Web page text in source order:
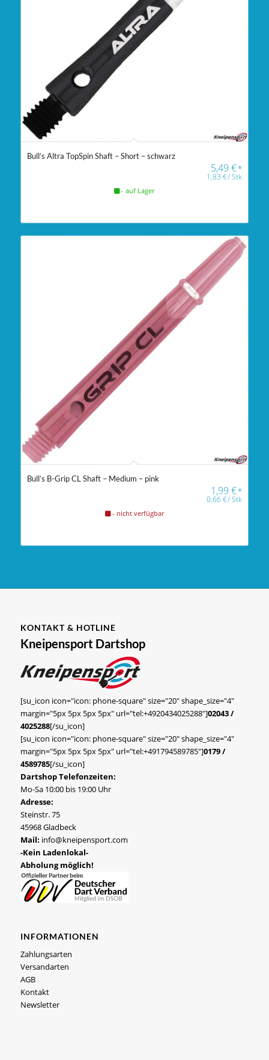
Bull’s Altra TopSpin Shaft – Short – schwarz
5,49€*
1,83€/Stk
- auf Lager
Bull’s B-Grip CL Shaft – Medium – pink
1,99€*
0,66€/Stk
- nicht verfügbar
KONTAKT & HOTLINE
Kneipensport Dartshop
[su_icon icon="icon: phone-square" size="20" shape_size="4"
margin="5px 5px 5px 5px" url="tel:+4920434025288"]02043 /
4025288[/su_icon]
[su_icon icon="icon: phone-square" size="20" shape_size="4"
margin="5px 5px 5px 5px" url="tel:+491794589785"]0179 /
4589785[/su_icon]
Dartshop Telefonzeiten:
Mo-Sa 10:00 bis 19:00 Uhr
Adresse:
Steinstr. 75
45968 Gladbeck
Mail: info@kneipensport.com
-Kein Ladenlokal-
Abholung möglich!
INFORMATIONEN
Zahlungsarten
Versandarten
AGB
Kontakt
Newsletter